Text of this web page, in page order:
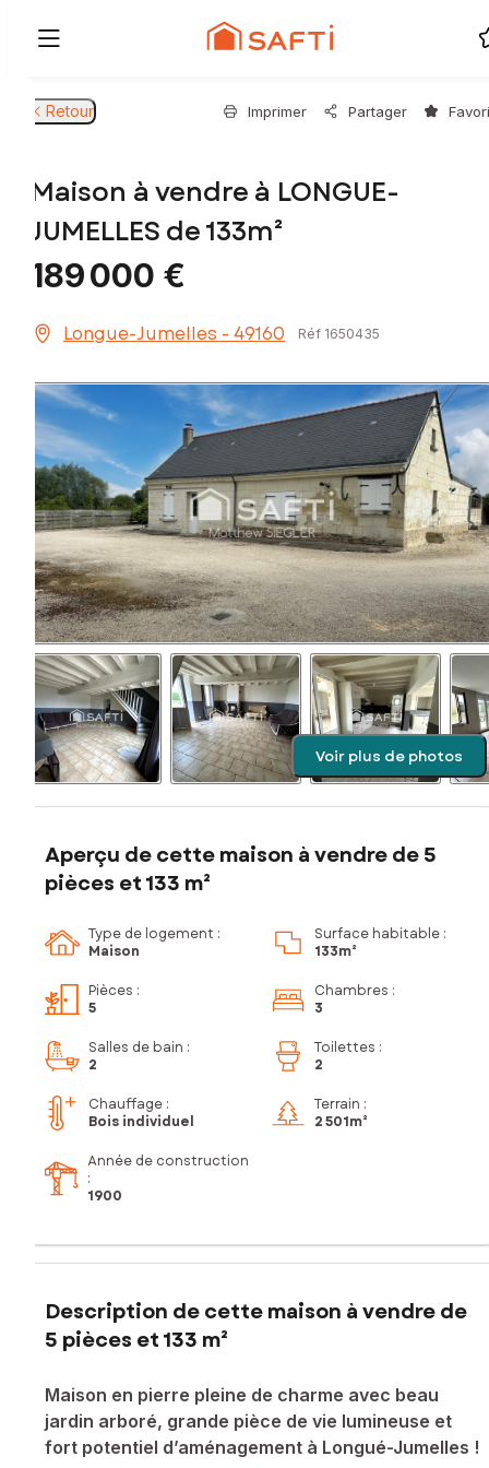
Retour Imprimer Partager
Maison à vendre à LONGUE-
JUMELLES de 133m²
189 000 €
Longue-Jumelles - 49160 Réf 1650435
Voir plus de photos
Aperçu de cette maison à vendre de 5
pièces et 133 m²
Type de logement :
Maison
Surface habitable :
133m²
Pièces :
5
Chambres :
3
Salles de bain :
2
Toilettes :
2
Chauffage :
Bois individuel
Terrain :
2 501m²
Année de construction
:
1900
Description de cette maison à vendre de
5 pièces et 133 m²
Maison en pierre pleine de charme avec beau
jardin arboré, grande pièce de vie lumineuse et
fort potentiel d’aménagement à Longué-Jumelles !